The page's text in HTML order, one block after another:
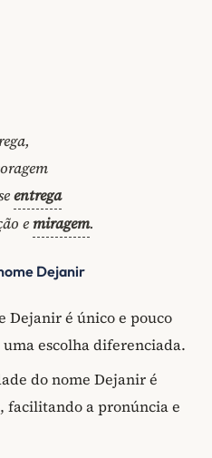
entrega
e miragem.
Dejanir
Dejanir é único e pouco
escolha diferenciada.
do nome Dejanir é
facilitando a pronúncia e